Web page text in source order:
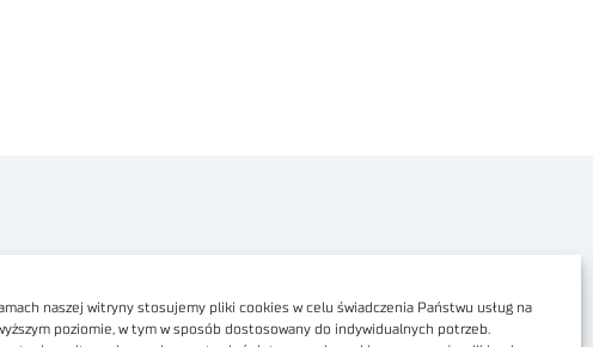
naszej witryny stosujemy pliki cookies w celu świadczenia Państwu usług na
poziomie, w tym w sposób dostosowany do indywidualnych potrzeb.
Dostępność cyfrowa
Regulamin Portalu